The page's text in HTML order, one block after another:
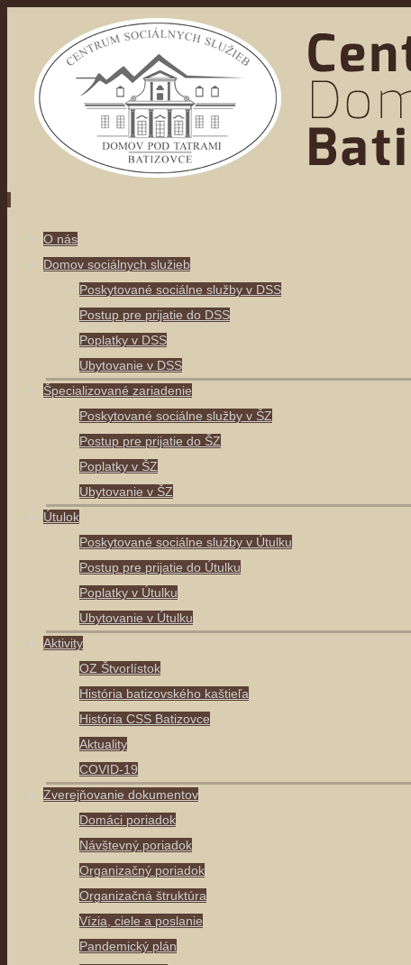
Skip
O nás
Domov sociálnych služieb
Poskytované sociálne služby v DSS
Postup pre prijatie do DSS
Poplatky v DSS
Ubytovanie v DSS
Špecializované zariadenie
Poskytované sociálne služby v ŠZ
Postup pre prijatie do ŠZ
Poplatky v ŠZ
Ubytovanie v ŠZ
Útulok
Poskytované sociálne služby v Útulku
Postup pre prijatie do Útulku
Poplatky v Útulku
Ubytovanie v Útulku
Aktivity
OZ Štvorlístok
História batizovského kaštieľa
História CSS Batizovce
Aktuality
COVID-19
Zverejňovanie dokumentov
Domáci poriadok
Návštevný poriadok
Organizačný poriadok
Organizačná štruktúra
Vízia, ciele a poslanie
Pandemický plán